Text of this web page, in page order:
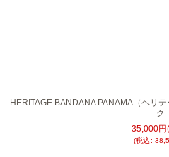
HERITAGE BANDANA PANAMA（ヘリ
ク
35,000円
(税込 :